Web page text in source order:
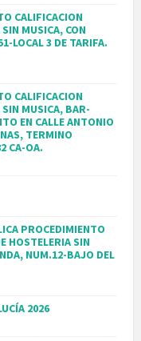
CALIFICACION
MUSICA, CON
LOCAL 3 DE TARIFA.
CALIFICACION
MUSICA, BAR-
EN CALLE ANTONIO
TERMINO
CA-OA.
PROCEDIMIENTO
HOSTELERIA SIN
NUM.12-BAJO DEL
2026